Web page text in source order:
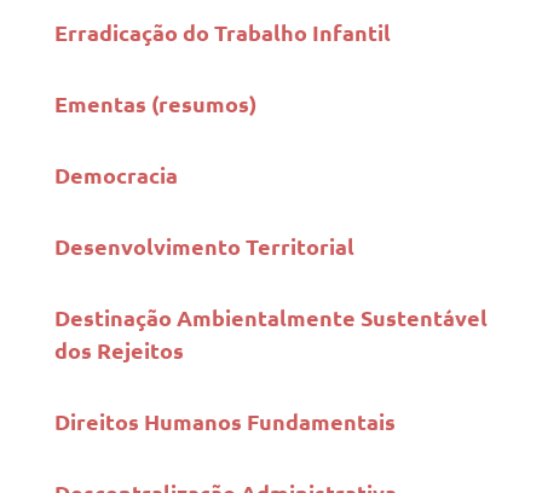
Erradicação do Trabalho Infantil
Ementas (resumos)
Democracia
Desenvolvimento Territorial
Destinação Ambientalmente Sustentável
dos Rejeitos
Direitos Humanos Fundamentais